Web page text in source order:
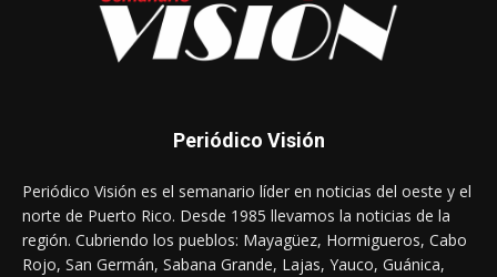
Periódico Visión
Periódico Visión es el semanario líder en noticias del oeste y el
norte de Puerto Rico. Desde 1985 llevamos la noticias de la
región. Cubriendo los pueblos: Mayagüez, Hormigueros, Cabo
Rojo, San Germán, Sabana Grande, Lajas, Yauco, Guánica,